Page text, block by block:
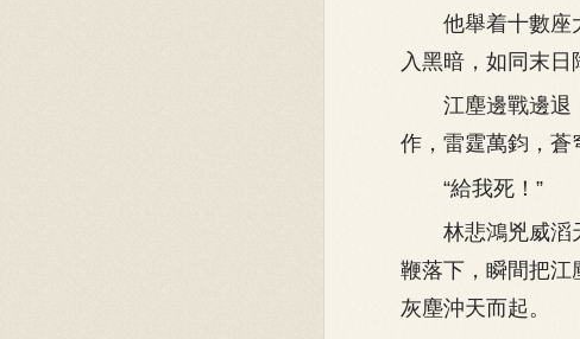
他舉着十數座大
入黑暗，如同末日
江塵邊戰邊退，
作，雷霆萬鈞，蒼
“給我死！”
林悲鴻兇威滔天
鞭落下，瞬間把江
灰塵沖天而起。